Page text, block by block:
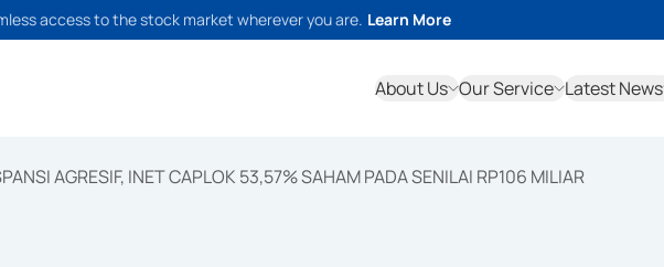
access to the stock market wherever you are. Learn More
About Us Our Service Latest News
AGRESIF, INET CAPLOK 53,57% SAHAM PADA SENILAI RP106 MILIAR